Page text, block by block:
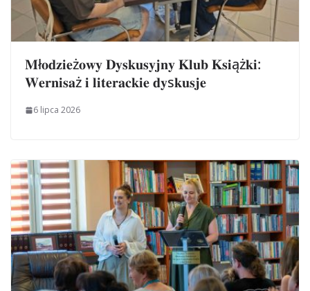
𝐌ł𝐨𝐝𝐳𝐢𝐞ż𝐨𝐰𝐲 𝐃𝐲𝐬𝐤𝐮𝐬𝐲𝐣𝐧𝐲 𝐊𝐥𝐮𝐛 𝐊𝐬𝐢ąż𝐤𝐢:
𝐖𝐞𝐫𝐧𝐢𝐬𝐚ż 𝐢 𝐥𝐢𝐭𝐞𝐫𝐚𝐜𝐤𝐢𝐞 𝐝𝐲s𝐤𝐮𝐬𝐣𝐞
6 lipca 2026